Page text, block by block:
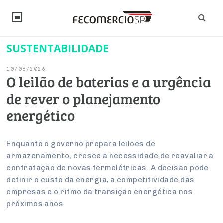
NOTÍCIAS
Editorial
Artigos
Institucional
PROJETOS ESPECIAIS:
UM BRASIL
UM BRASIL
Economia
Pesquisas
Internacional
Modernização do Estado
Economia Digital
Legislação
Trabalho
Empresas
Arbitragem e Mediação
Reforma Tributária
Negócios
Varejo
Atacado
Sustentabilidade
ESG
Últimas Notícias
SINDICATOS
PESQUISAS
FALE CONOSCO
INSTITUCIONAL
Sobre
Imprensa
CONSELHOS
Conselho de Turismo
EMPRESAS
SUSTENTABILIDADE
10/06/2026
O leilão de baterias e a urgência
de rever o planejamento
energético
Enquanto o governo prepara leilões de
armazenamento, cresce a necessidade de reavaliar a
contratação de novas termelétricas. A decisão pode
definir o custo da energia, a competitividade das
empresas e o ritmo da transição energética nos
próximos anos